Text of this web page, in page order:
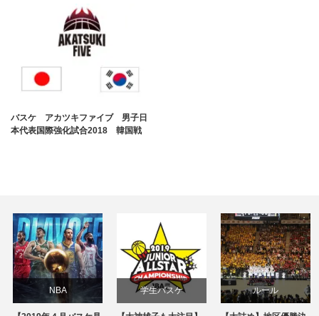
バスケ アカツキファイブ 男子日
本代表国際強化試合2018 韓国戦
NBA 学生バスケ ルール